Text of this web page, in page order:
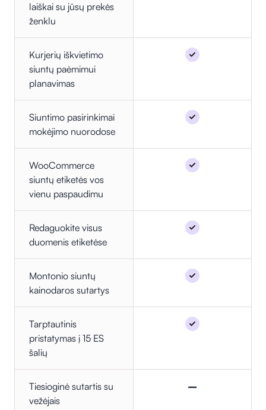
laiškai su jūsų prekės
ženklu
Kurjerių iškvietimo
siuntų paėmimui
planavimas
Siuntimo pasirinkimai
mokėjimo nuorodose
WooCommerce
siuntų etiketės vos
vienu paspaudimu
Redaguokite visus
duomenis etiketėse
Montonio siuntų
kainodaros sutartys
Tarptautinis
pristatymas į 15 ES
šalių
Tiesioginė sutartis su
vežėjais
–